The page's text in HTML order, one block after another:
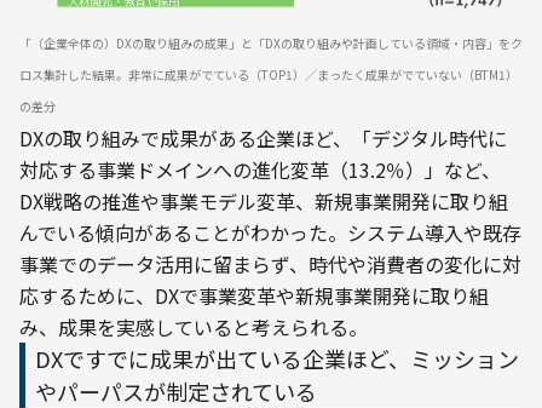
「（企業全体の）DXの取り組みの成果」と「DXの取り組みや計画している領域・内容」をク
ロス集計した結果。非常に成果がでている（TOP1）／まったく成果がでていない（BTM1）
の差分
DXの取り組みで成果がある企業ほど、「デジタル時代に
対応する事業ドメインへの進化変革（13.2％）」など、
DX戦略の推進や事業モデル変革、新規事業開発に取り組
んでいる傾向があることがわかった。システム導入や既存
事業でのデータ活用に留まらず、時代や消費者の変化に対
応するために、DXで事業変革や新規事業開発に取り組
み、成果を実感していると考えられる。
DXですでに成果が出ている企業ほど、ミッション
やパーパスが制定されている